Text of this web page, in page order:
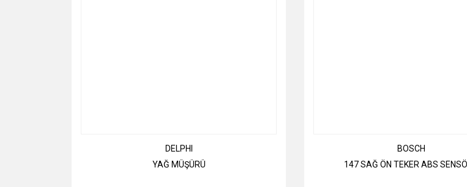
DELPHI
YAĞ MÜŞÜRÜ
BOSCH
147 SAĞ ÖN TEKER ABS